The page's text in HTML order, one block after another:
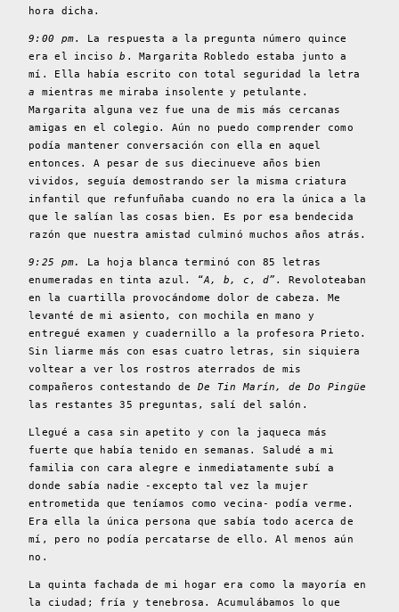
hora dicha.
9:00 pm. La respuesta a la pregunta número quince
era el incisob . Margarita Robledo estaba junto a
mí. Ella había escrito con total seguridad la letra
a
mientras me miraba insolente y petulante.
Margarita alguna vez fue una de mis más cercanas
amigas en el colegio. Aún no puedo comprender como
podía mantener conversación con ella en aquel
entonces. A pesar de sus diecinueve años bien
vividos, seguía demostrando ser la misma criatura
infantil que refunfuñaba cuando no era la única a la
que le salían las cosas bien. Es por esa bendecida
razón que nuestra amistad culminó muchos años atrás.
9:25 pm. La hoja blanca terminó con 85 letras
enumeradas en tinta azul. “A, b, c , d” . Revoloteaban
en la cuartilla provocándome dolor de cabeza. Me
levanté de mi asiento, con mochila en mano y
entregué examen y cuadernillo a la profesora Prieto.
Sin liarme más con esas cuatro letras, sin siquiera
voltear a ver los rostros aterrados de mis
compañeros contestando de De Tin Marín, de Do Pingüe
las restantes 35 preguntas, salí del salón.
Llegué a casa sin apetito y con la jaqueca más
fuerte que había tenido en semanas. Saludé a mi
familia con cara alegre e inmediatamente subí a
donde sabía nadie -excepto tal vez la mujer
entrometida que teníamos como vecina- podía verme.
Era ella la única persona que sabía todo acerca de
mí, pero no podía percatarse de ello. Al menos aún
no.
La quinta fachada de mi hogar era como la mayoría en
la ciudad; fría y tenebrosa. Acumulábamos lo que